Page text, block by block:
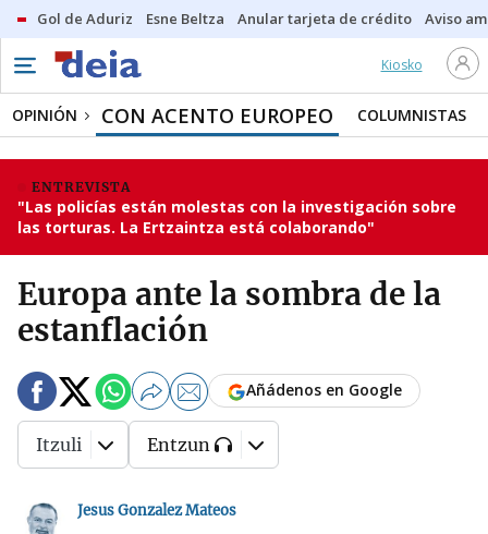
Gol de Aduriz Esne Beltza Anular tarjeta de crédito Aviso
Kiosko
OPINIÓN CON ACENTO EUROPEO COLUMNISTAS
ENTREVISTA
"Las policías están molestas con la investigación sobre
las torturas. La Ertzaintza está colaborando"
Europa ante la sombra de la
estanflación
Jesus Gonzalez Mateos
Añádenos en Google
Itzuli Entzun